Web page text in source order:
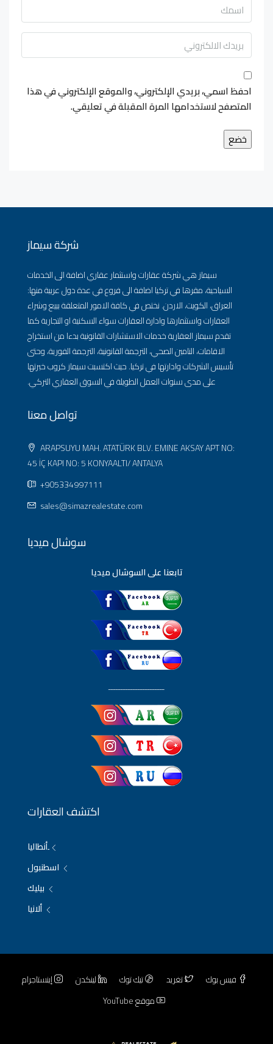
احفظ اسمي، بريدي الإلكتروني، والموقع الإلكتروني في هذا
المتصفح لاستخدامها المرة المقبلة في تعليقي.
شركة سيماز
سيماز هي شركة عقارات واستثمار عقاري اضافة الى الخدمات
السياحية، مقرها في تركيا اضافة الى فروع في عدة دول عربية منها:
العراق، الكويت، الاردن. نختص في كافة الامور المتعلقة ببيع وشراء
العقارات واستثمارها وادارة العقارات سواء السكنية او التجارية كما
تقدم سيماز العقارية خدمات الاستشارات القانونية بدءا من استخراج
الاقامات، التامين الصحي، الترجمة القانونية، الترجمة الفورية، وحتى
تأسيس الشركات وادارتها في تركيا. حيث اكتسبت سيماز كروب خبرتها
على مدى سنوات العمل الطويلة في السوق العقاري التركي.
تواصل معنا
ARAPSUYU MAH. ATATÜRK BLV. EMINE AKSAY APT NO:
45 İÇ KAPI NO: 5 KONYAALTI/ ANTALYA
+905334997111
sales@simazrealestate.com
سوشال ميديا
تابعنا على السوشال ميديا
ـــــــــــــــــــــــ
اكتشف العقارات
ِأنطاليا
اسطنبول
بيليك
ألانيا
فيس بوك تغريد تيك توك لينكدن
إينستاجرام
موقع YouTube